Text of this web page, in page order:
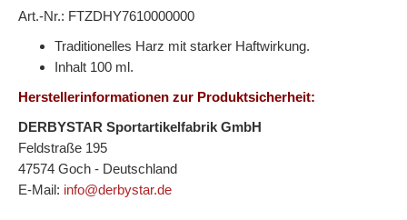
Art.-Nr.: FTZDHY7610000000
Traditionelles Harz mit starker Haftwirkung.
Inhalt 100 ml.
Herstellerinformationen zur Produktsicherheit:
DERBYSTAR Sportartikelfabrik GmbH
Feldstraße 195
47574 Goch - Deutschland
E-Mail: info@derbystar.de